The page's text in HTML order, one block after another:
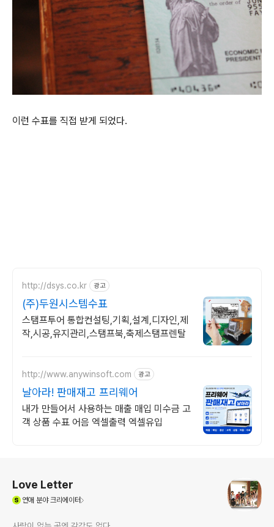
이런 수표를 직접 받게 되었다.
http://dsys.co.kr 광고
(주)두원시스템수표
스탬프투어 통합컨설팅,기획,설계,디자인,제
작,시공,유지관리,스탬프북,축제스탬프렌탈
http://www.anywinsoft.com 광고
날아라! 판매재고 프리웨어
내가 만들어서 사용하는 매출 매입 미수금 고
객 상품 수표 어음 엑셀출력 엑셀유입
Love Letter
연애 분야 크리에이터